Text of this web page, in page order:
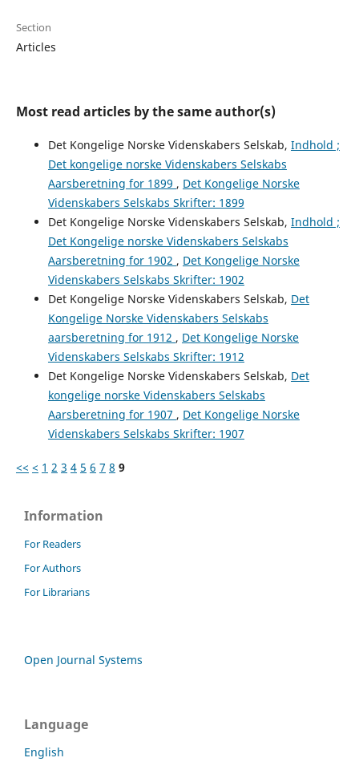
Section
Articles
Most read articles by the same author(s)
Det Kongelige Norske Videnskabers Selskab, Indhold ;
Det kongelige norske Videnskabers Selskabs
Aarsberetning for 1899 , Det Kongelige Norske
Videnskabers Selskabs Skrifter: 1899
Det Kongelige Norske Videnskabers Selskab, Indhold ;
Det Kongelige norske Videnskabers Selskabs
Aarsberetning for 1902 , Det Kongelige Norske
Videnskabers Selskabs Skrifter: 1902
Det Kongelige Norske Videnskabers Selskab, Det
Kongelige Norske Videnskabers Selskabs
aarsberetning for 1912 , Det Kongelige Norske
Videnskabers Selskabs Skrifter: 1912
Det Kongelige Norske Videnskabers Selskab, Det
kongelige norske Videnskabers Selskabs
Aarsberetning for 1907 , Det Kongelige Norske
Videnskabers Selskabs Skrifter: 1907
<< < 1 2 3 4 5 6 7 8 9
Information
For Readers
For Authors
For Librarians
Open Journal Systems
Language
English